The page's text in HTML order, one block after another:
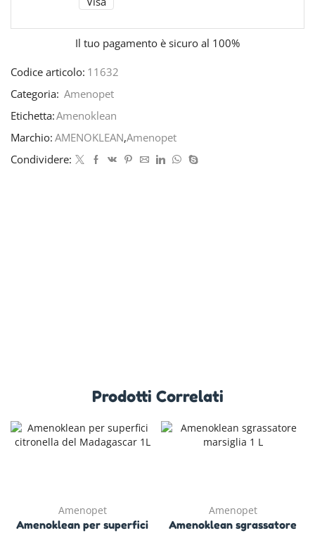
Il tuo pagamento è sicuro al 100%
Codice articolo: 11632
Categoria: Amenopet
Etichetta:Amenoklean
Marchio: AMENOKLEAN,Amenopet
Condividere:
Prodotti Correlati
Amenopet
Amenoklean per superfici
Amenopet
Amenoklean sgrassatore